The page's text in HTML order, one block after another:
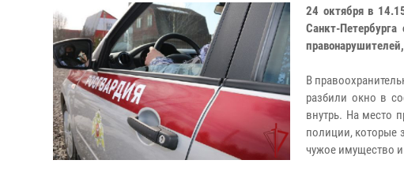
24 октября в
Санкт-
В
разбили окно в
внутрь. На место
полиции, которые
чужое имущество